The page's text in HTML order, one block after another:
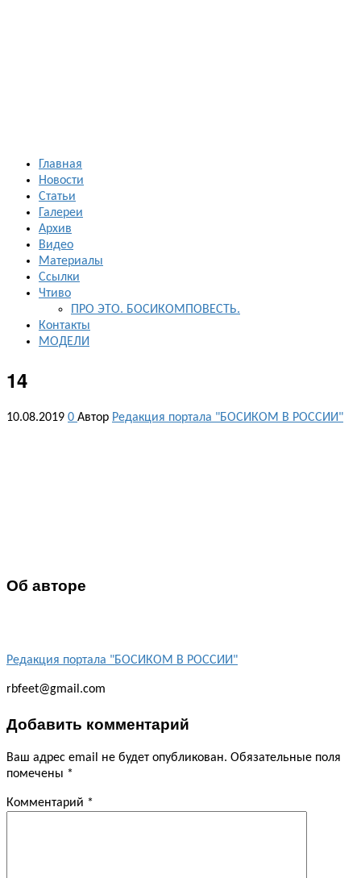
Главная
Новости
Статьи
Галереи
Архив
Видео
Материалы
Ссылки
Чтиво
ПРО ЭТО. БОСИКОМПОВЕСТЬ.
Контакты
МОДЕЛИ
14
10.08.2019 0 Автор Редакция портала "БОСИКОМ В РОССИИ"
Об авторе
Редакция портала "БОСИКОМ В РОССИИ"
rbfeet@gmail.com
Добавить комментарий
Ваш адрес email не будет опубликован. Обязательные поля
помечены *
Комментарий *